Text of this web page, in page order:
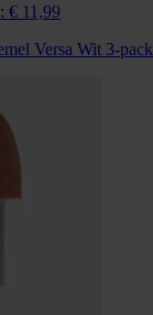
€ 11,99
Versa Wit 3-pack